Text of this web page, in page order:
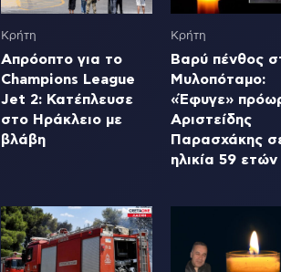
Κρήτη
Απρόοπτο για το
Champions League
Jet 2: Κατέπλευσε
στο Ηράκλειο με
βλάβη
Κρήτη
Βαρύ πένθος
Μυλοπόταμο:
«Έφυγε»
Αριστείδης
Παρασχάκης
ηλικία 59 ετών